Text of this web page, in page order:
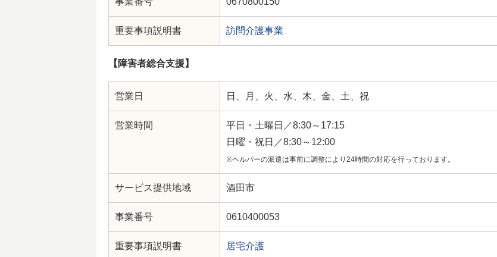
重要事項説明書 訪問介護事業
【障害者総合支援】
営業日 日、月、火、水、木、金、土、祝
営業時間
平日・土曜日／8:30～17:15
日曜・祝日／8:30～12:00
※ヘルパーの派遣は事前に調整により24時間の対応を行っております。
サービス提供地域 酒田市
事業番号 0610400053
重要事項説明書
居宅介護